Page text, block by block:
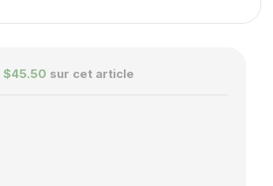
$45.50 sur cet article